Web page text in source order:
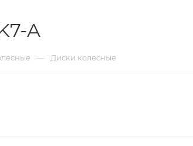
A
— Диски колесные